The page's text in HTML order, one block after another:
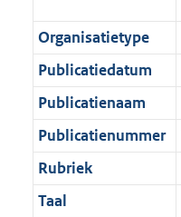
r
m
a
a
t
n
d
Organisatietype
Publicatiedatum
Publicatienaam
Publicatienummer
Rubriek
Taal